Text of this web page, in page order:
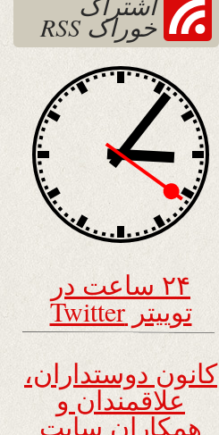
خوراک RSS
۲۴ ساعت در
توییتر Twitter
کانون دوستداران،
علاقمندان و
همکاران سایت